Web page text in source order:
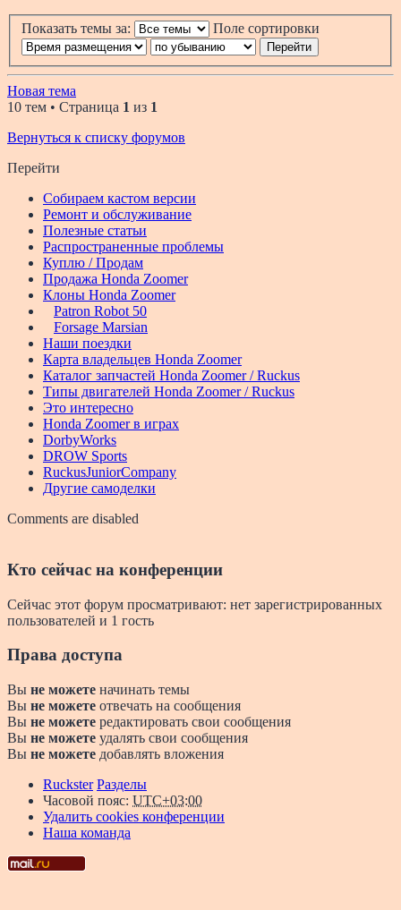
Показать темы за: Поле сортировки
Новая тема
10 тем • Страница 1 из 1
Вернуться к списку форумов
Перейти
Собираем кастом версии
Ремонт и обслуживание
Полезные статьи
Распространенные проблемы
Куплю / Продам
Продажа Honda Zoomer
Клоны Honda Zoomer
Patron Robot 50
Forsage Marsian
Наши поездки
Карта владельцев Honda Zoomer
Каталог запчастей Honda Zoomer / Ruckus
Типы двигателей Honda Zoomer / Ruckus
Это интересно
Honda Zoomer в играх
DorbyWorks
DROW Sports
RuckusJuniorCompany
Другие самоделки
Comments are disabled
Кто сейчас на конференции
Сейчас этот форум просматривают: нет зарегистрированных
пользователей и 1 гость
Права доступа
Вы не можете начинать темы
Вы не можете отвечать на сообщения
Вы не можете редактировать свои сообщения
Вы не можете удалять свои сообщения
Вы не можете добавлять вложения
Ruckster Разделы
Часовой пояс: UTC+03:00
Удалить cookies конференции
Наша команда